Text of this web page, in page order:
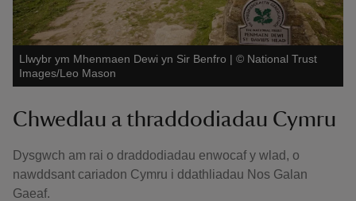
Llwybr ym Mhenmaen Dewi yn Sir Benfro | © National Trust
Images/Leo Mason
Chwedlau a thraddodiadau Cymru
Dysgwch am rai o draddodiadau enwocaf y wlad, o
nawddsant cariadon Cymru i ddathliadau Nos Galan
Gaeaf.